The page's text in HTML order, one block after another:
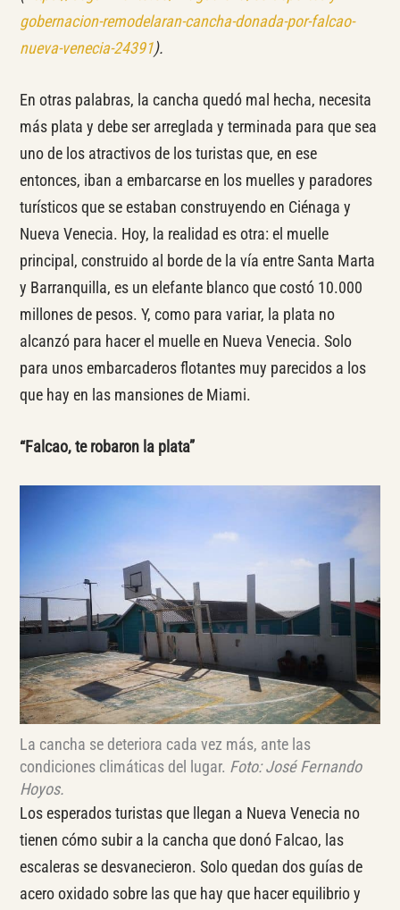
gobernacion-remodelaran-cancha-donada-por-falcao-
nueva-venecia-24391).
En otras palabras, la cancha quedó mal hecha, necesita
más plata y debe ser arreglada y terminada para que sea
uno de los atractivos de los turistas que, en ese
entonces, iban a embarcarse en los muelles y paradores
turísticos que se estaban construyendo en Ciénaga y
Nueva Venecia. Hoy, la realidad es otra: el muelle
principal, construido al borde de la vía entre Santa Marta
y Barranquilla, es un elefante blanco que costó 10.000
millones de pesos. Y, como para variar, la plata no
alcanzó para hacer el muelle en Nueva Venecia. Solo
para unos embarcaderos flotantes muy parecidos a los
que hay en las mansiones de Miami.
“Falcao, te robaron la plata”
La cancha se deteriora cada vez más, ante las
condiciones climáticas del lugar. Foto: José Fernando
Hoyos.
Los esperados turistas que llegan a Nueva Venecia no
tienen cómo subir a la cancha que donó Falcao, las
escaleras se desvanecieron. Solo quedan dos guías de
acero oxidado sobre las que hay que hacer equilibrio y